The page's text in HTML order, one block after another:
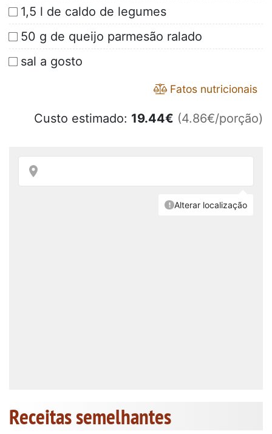
1,5 l de caldo de legumes
50 g de queijo parmesão ralado
sal a gosto
Fatos nutricionais
Custo estimado: 19.44€ (4.86€/porção)
Receitas semelhantes